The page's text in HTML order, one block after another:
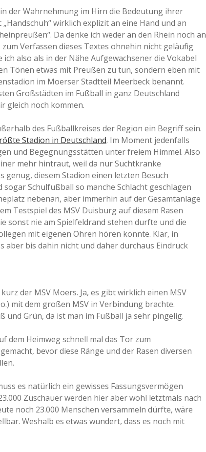
a
a
d
e
der Wahrnehmung im Hirn die Bedeutung ihrer
wirklich explizit an eine Hand und an
Da denke ich weder an den Rhein noch an
Verfassen dieses Textes ohnehin nicht geläufig
also als in der Nähe Aufgewachsener die Vokabel
Tönen etwas mit Preußen zu tun, sondern eben mit
im Moerser Stadtteil Meerbeck benannt.
Großstädten im Fußball in ganz Deutschland
gleich noch kommen.
des Fußballkreises der Region ein Begriff sein.
Stadion in Deutschland. Im Moment jedenfalls
und Begegnungsstätten unter freiem Himmel. Also
mehr hintraut, weil da nur Suchtkranke
genug, diesem Stadion einen letzten Besuch
Schulfußball so manche Schlacht geschlagen
nebenan, aber immerhin auf der Gesamtanlage
Testspiel des MSV Duisburg auf diesem Rasen
sonst nie am Spielfeldrand stehen durfte und die
mit eigenen Ohren hören konnte. Klar, in
aber bis dahin nicht und daher durchaus Eindruck
der MSV Moers. Ja, es gibt wirklich einen MSV
mit dem großen MSV in Verbindung brachte.
Grün, da ist man im Fußball ja sehr pingelig.
dem Heimweg schnell mal das Tor zum
bevor diese Ränge und der Rasen diversen
es natürlich ein gewisses Fassungsvermögen
Zuschauer werden hier aber wohl letztmals nach
noch 23.000 Menschen versammeln dürfte, wäre
Weshalb es etwas wundert, dass es noch mit